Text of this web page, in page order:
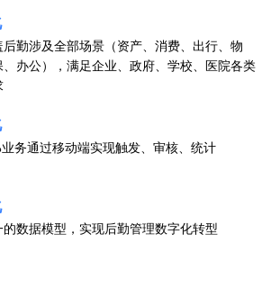
后勤涉及全部场景（资产、消费、出行、物
、办公），满足企业、政府、学校、医院各类
业务通过移动端实现触发、审核、统计
的数据模型，实现后勤管理数字化转型